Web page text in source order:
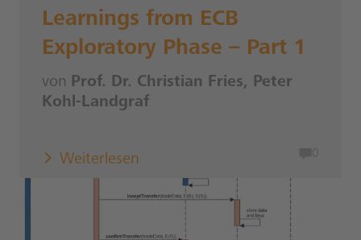
Learnings from ECB
Exploratory Phase – Part 1
von Prof. Dr. Christian Fries, Peter
Kohl-Landgraf
Weiterlesen